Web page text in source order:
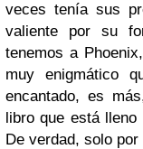
veces tenía sus
valiente por su
tenemos a
muy enigmático
encantado, es
libro que está
De verdad, solo